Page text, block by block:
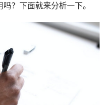
？下面就来分析一下。